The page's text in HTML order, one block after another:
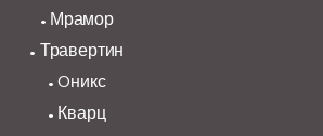
Мрамор
Травертин
Oникс
Кварц